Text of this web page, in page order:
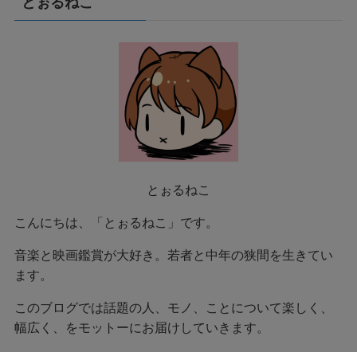
とぉるねこ
こんにちは、「とぉるねこ」です。
音楽と映画鑑賞が大好き。若者と中年の狭間を生きてい
ます。
このブログでは話題の人、モノ、ことについて楽しく、
幅広く、をモットーにお届けしていきます。